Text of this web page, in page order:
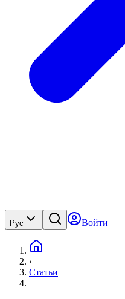
Рус Войти
›
Статьи